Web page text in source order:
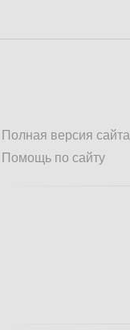
Полная версия сайта
Помощь по сайту